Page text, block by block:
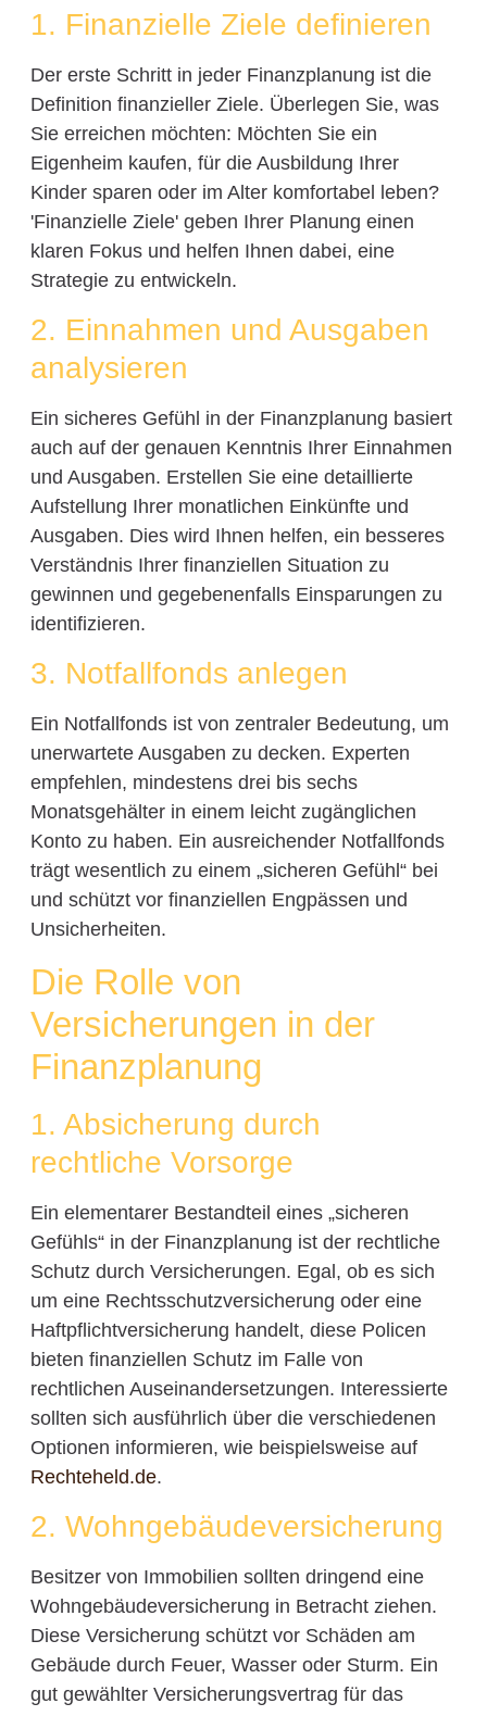
1. Finanzielle Ziele definieren
Der erste Schritt in jeder Finanzplanung ist die
Definition finanzieller Ziele. Überlegen Sie, was
Sie erreichen möchten: Möchten Sie ein
Eigenheim kaufen, für die Ausbildung Ihrer
Kinder sparen oder im Alter komfortabel leben?
'Finanzielle Ziele' geben Ihrer Planung einen
klaren Fokus und helfen Ihnen dabei, eine
Strategie zu entwickeln.
2. Einnahmen und Ausgaben
analysieren
Ein sicheres Gefühl in der Finanzplanung basiert
auch auf der genauen Kenntnis Ihrer Einnahmen
und Ausgaben. Erstellen Sie eine detaillierte
Aufstellung Ihrer monatlichen Einkünfte und
Ausgaben. Dies wird Ihnen helfen, ein besseres
Verständnis Ihrer finanziellen Situation zu
gewinnen und gegebenenfalls Einsparungen zu
identifizieren.
3. Notfallfonds anlegen
Ein Notfallfonds ist von zentraler Bedeutung, um
unerwartete Ausgaben zu decken. Experten
empfehlen, mindestens drei bis sechs
Monatsgehälter in einem leicht zugänglichen
Konto zu haben. Ein ausreichender Notfallfonds
trägt wesentlich zu einem „sicheren Gefühl“ bei
und schützt vor finanziellen Engpässen und
Unsicherheiten.
Die Rolle von
Versicherungen in der
Finanzplanung
1. Absicherung durch
rechtliche Vorsorge
Ein elementarer Bestandteil eines „sicheren
Gefühls“ in der Finanzplanung ist der rechtliche
Schutz durch Versicherungen. Egal, ob es sich
um eine Rechtsschutzversicherung oder eine
Haftpflichtversicherung handelt, diese Policen
bieten finanziellen Schutz im Falle von
rechtlichen Auseinandersetzungen. Interessierte
sollten sich ausführlich über die verschiedenen
Optionen informieren, wie beispielsweise auf
Rechteheld.de.
2. Wohngebäudeversicherung
Besitzer von Immobilien sollten dringend eine
Wohngebäudeversicherung in Betracht ziehen.
Diese Versicherung schützt vor Schäden am
Gebäude durch Feuer, Wasser oder Sturm. Ein
gut gewählter Versicherungsvertrag für das